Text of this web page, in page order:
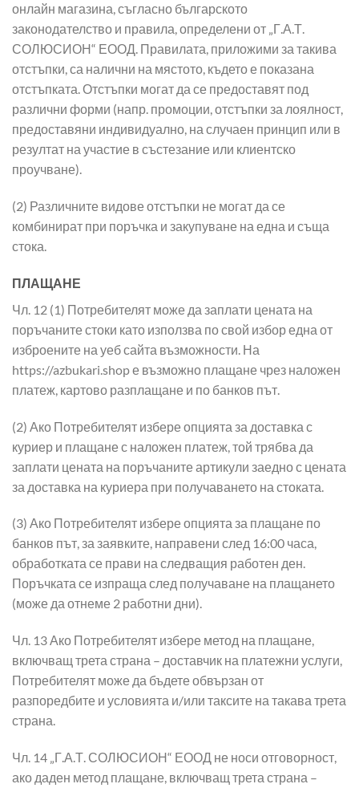
онлайн магазина, съгласно българското
законодателство и правила, определени от „Г.А.Т.
СОЛЮСИОН“ ЕООД. Правилата, приложими за такива
отстъпки, са налични на мястото, където е показана
отстъпката. Отстъпки могат да се предоставят под
различни форми (напр. промоции, отстъпки за лоялност,
предоставяни индивидуално, на случаен принцип или в
резултат на участие в състезание или клиентско
проучване).
(2) Различните видове отстъпки не могат да се
комбинират при поръчка и закупуване на една и съща
стока.
ПЛАЩАНЕ
Чл. 12 (1) Потребителят може да заплати цената на
поръчаните стоки като използва по свой избор една от
изброените на уеб сайта възможности. На
https://azbukari.shop е възможно плащане чрез наложен
платеж, картово разплащане и по банков път.
(2) Ако Потребителят избере опцията за доставка с
куриер и плащане с наложен платеж, той трябва да
заплати цената на поръчаните артикули заедно с цената
за доставка на куриера при получаването на стоката.
(3) Ако Потребителят избере опцията за плащане по
банков път, за заявките, направени след 16:00 часа,
обработката се прави на следващия работен ден.
Поръчката се изпраща след получаване на плащането
(може да отнеме 2 работни дни).
Чл. 13 Ако Потребителят избере метод на плащане,
включващ трета страна – доставчик на платежни услуги,
Потребителят може да бъдете обвързан от
разпоредбите и условията и/или таксите на такава трета
страна.
Чл. 14 „Г.А.Т. СОЛЮСИОН“ ЕООД не носи отговорност,
ако даден метод плащане, включващ трета страна –